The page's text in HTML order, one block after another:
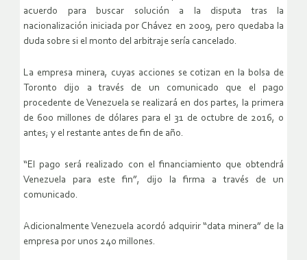
acuerdo para buscar solución a la disputa tras la
nacionalización iniciada por Chávez en 2009, pero quedaba la
duda sobre si el monto del arbitraje sería cancelado.
La empresa minera, cuyas acciones se cotizan en la bolsa de
Toronto dijo a través de un comunicado que el pago
procedente de Venezuela se realizará en dos partes, la primera
de 600 millones de dólares para el 31 de octubre de 2016, o
antes; y el restante antes de fin de año.
“El pago será realizado con el financiamiento que obtendrá
Venezuela para este fin”, dijo la firma a través de un
comunicado.
Adicionalmente Venezuela acordó adquirir “data minera” de la
empresa por unos 240 millones.